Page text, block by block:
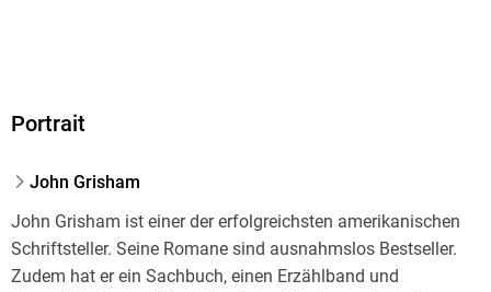
Portrait
John Grisham
John Grisham ist einer der erfolgreichsten amerikanischen
Schriftsteller. Seine Romane sind ausnahmslos Bestseller.
Zudem hat er ein Sachbuch, einen Erzählband und